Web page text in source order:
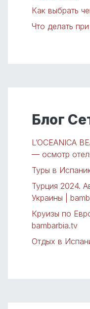
Как выбрать
Что делать
Блог
L’OCEANICA
— осмотр
Туры в
Турция 2024.
Украины |
Круизы по
bambarbia.tv
Отдых в